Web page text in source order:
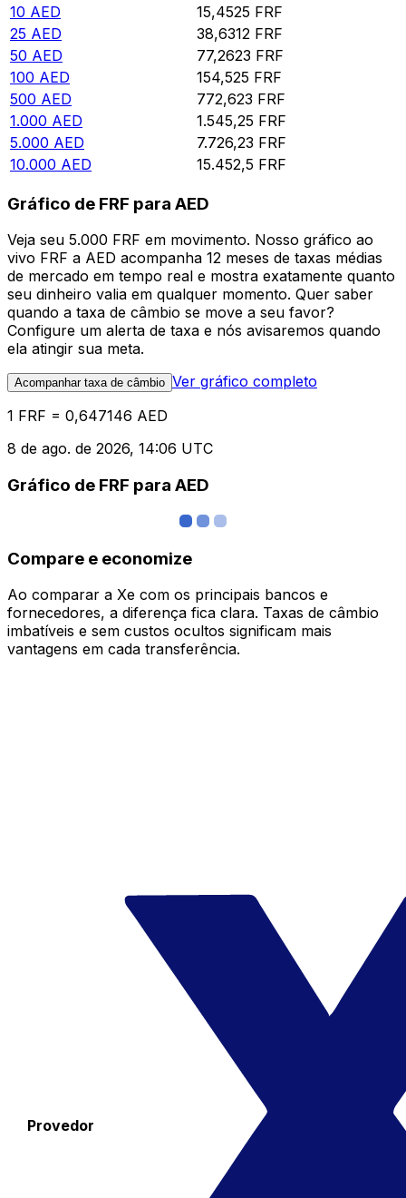
10 AED 15,4525 FRF
25 AED 38,6312 FRF
50 AED 77,2623 FRF
100 AED 154,525 FRF
500 AED 772,623 FRF
1.000 AED 1.545,25 FRF
5.000 AED 7.726,23 FRF
10.000 AED 15.452,5 FRF
Gráfico de FRF para AED
Veja seu 5.000 FRF em movimento. Nosso gráfico ao
vivo FRF a AED acompanha 12 meses de taxas médias
de mercado em tempo real e mostra exatamente quanto
seu dinheiro valia em qualquer momento. Quer saber
quando a taxa de câmbio se move a seu favor?
Configure um alerta de taxa e nós avisaremos quando
ela atingir sua meta.
Acompanhar taxa de câmbio Ver gráfico completo
1 FRF = 0,647146 AED
8 de ago. de 2026, 14:06 UTC
Gráfico de FRF para AED
Compare e economize
Ao comparar a Xe com os principais bancos e
fornecedores, a diferença fica clara. Taxas de câmbio
imbatíveis e sem custos ocultos significam mais
vantagens em cada transferência.
Provedor